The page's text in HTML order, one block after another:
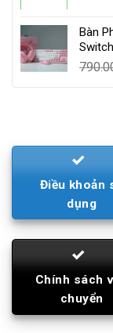
Bàn
Switch
Điều khoản
dụng
Chính sách
chuyển